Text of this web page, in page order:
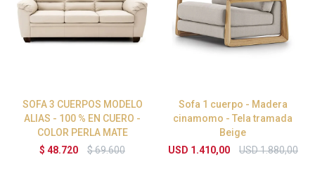
SOFA 3 CUERPOS MODELO
ALIAS - 100 % EN CUERO -
COLOR PERLA MATE
$ 48.720 $69.600
Sofa 1 cuerpo - Madera
cinamomo - Tela tramada
Beige
USD 1.410,00 USD1.880,00